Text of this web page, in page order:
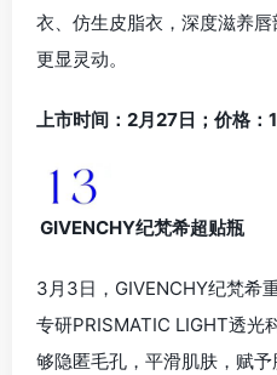
衣、仿生皮脂衣，深度滋养
更显灵动。
上市时间：2月27日；价格：
GIVENCHY纪梵希超贴瓶
3月3日，GIVENCHY纪梵希
专研PRISMATIC LIGHT透光
够隐匿毛孔，平滑肌肤，赋